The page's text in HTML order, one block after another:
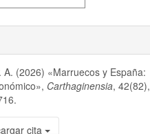
(2026) «Marruecos y España:
Carthaginensia, 42(82),
cita